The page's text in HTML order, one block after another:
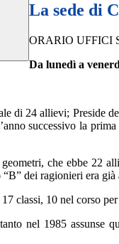
La sede di
ORARIO UFFICI
Da lunedì a
di 24 allievi; Preside
successivo la
che ebbe 22
dei ragionieri era
classi, 10 nel corso
nel 1985